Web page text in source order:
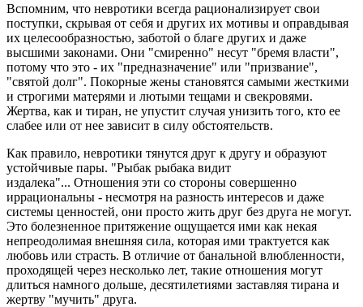
Вспомним, что невротики всегда рационализирует свои
поступки, скрывая от себя и других их мотивы и оправдывая
их целесообразностью, заботой о благе других и даже
высшими законами. Они "смиренно" несут "бремя власти",
потому что это - их "предназначение" или "призвание",
"святой долг". Покорные жены становятся самыми жесткими
и строгими матерями и лютыми тещами и свекровями.
Жертва, как и тиран, не упустит случая унизить того, кто ее
слабее или от нее зависит в силу обстоятельств.
Как правило, невротики тянутся друг к другу и образуют
устойчивые пары. "Рыбак рыбака видит
издалека"... Отношения эти со стороны совершенно
иррациональны - несмотря на разность интересов и даже
системы ценностей, они просто жить друг без друга не могут.
Это болезненное притяжение ощущается ими как некая
непреодолимая внешняя сила, которая ими трактуется как
любовь или страсть. В отличие от банальной влюбленности,
проходящей через несколько лет, такие отношения могут
длиться намного дольше, десятилетиями заставляя тирана и
жертву "мучить" друга.